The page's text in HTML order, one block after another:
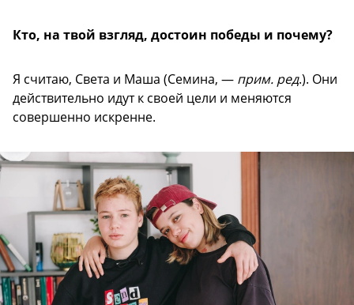
Кто, на твой взгляд, достоин победы и почему?
Я считаю, Света и Маша (Семина, — прим. ред.). Они
действительно идут к своей цели и меняются
совершенно искренне.